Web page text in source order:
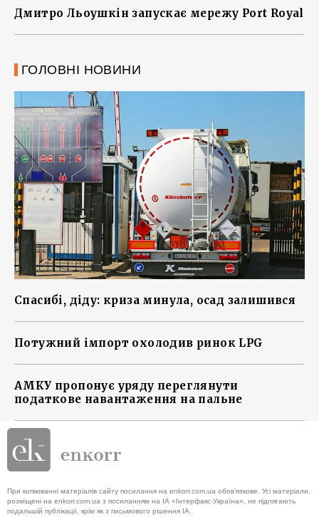
Дмитро Льоушкін запускає мережу Port Royal
ГОЛОВНІ НОВИНИ
Спасибі, діду: криза минула, осад залишився
Потужний імпорт охолодив ринок LPG
АМКУ пропонує уряду переглянути
податкове навантаження на пальне
При копіюванні матеріалів сайту посилання на enkorr.com.ua обов'язкове. Усі матеріали,
розміщені на enkorr.com.ua з посиланням на ІА «Інтерфакс-Україна», не підлягають
подальшій публікації, крім як з письмового рішення ІА.